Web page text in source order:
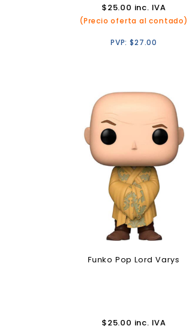
$25.00 inc. IVA
(Precio oferta al contado)
PVP:$27.00
Funko Pop Lord Varys
$25.00 inc. IVA